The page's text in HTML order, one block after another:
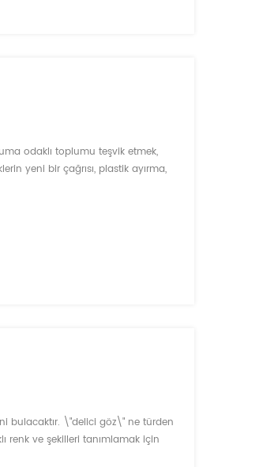
odaklı toplumu teşvik etmek,
yeni bir çağrısı, plastik ayırma,
bulacaktır. \"delici göz\" ne türden
renk ve şekilleri tanımlamak için